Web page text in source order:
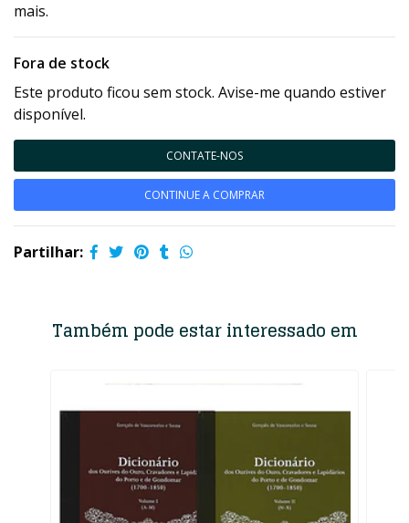
mais.
Fora de stock
Este produto ficou sem stock. Avise-me quando estiver
disponível.
CONTATE-NOS
CONTINUE A COMPRAR
Partilhar:
Também pode estar interessado em